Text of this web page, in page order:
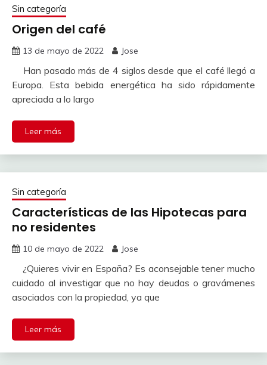
Sin categoría
Origen del café
13 de mayo de 2022 Jose
Han pasado más de 4 siglos desde que el café llegó a
Europa. Esta bebida energética ha sido rápidamente
apreciada a lo largo
Leer más
Sin categoría
Características de las Hipotecas para
no residentes
10 de mayo de 2022 Jose
¿Quieres vivir en España? Es aconsejable tener mucho
cuidado al investigar que no hay deudas o gravámenes
asociados con la propiedad, ya que
Leer más